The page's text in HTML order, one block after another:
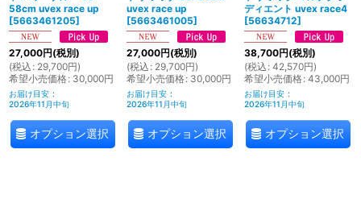
58cm uvex race up
[5663461205]
27,000円(税別)
(税込 : 29,700円)
希望小売価格: 30,000円
お届け目安 :
2026年11月中旬
オプション選択
uvex race up
[5663461005]
27,000円(税別)
(税込 : 29,700円)
希望小売価格: 30,000円
お届け目安 :
2026年11月中旬
オプション選択
ディエント uvex race4
[56634712]
38,700円(税別)
(税込 : 42,570円)
希望小売価格: 43,000円
お届け目安 :
2026年11月中旬
オプション選択